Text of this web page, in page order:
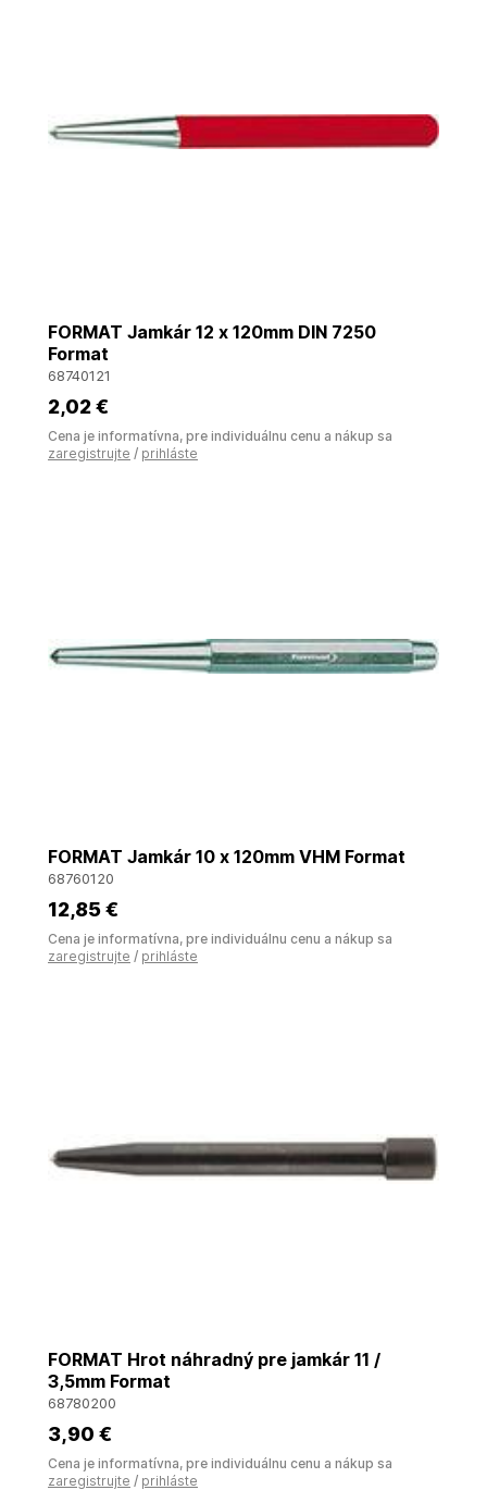
FORMAT Jamkár 12 x 120mm DIN 7250
Format
68740121
2,02 €
Cena je informatívna, pre individuálnu cenu a nákup sa
zaregistrujte / prihláste
FORMAT Jamkár 10 x 120mm VHM Format
68760120
12,85 €
Cena je informatívna, pre individuálnu cenu a nákup sa
zaregistrujte / prihláste
FORMAT Hrot náhradný pre jamkár 11 /
3,5mm Format
68780200
3,90 €
Cena je informatívna, pre individuálnu cenu a nákup sa
zaregistrujte / prihláste